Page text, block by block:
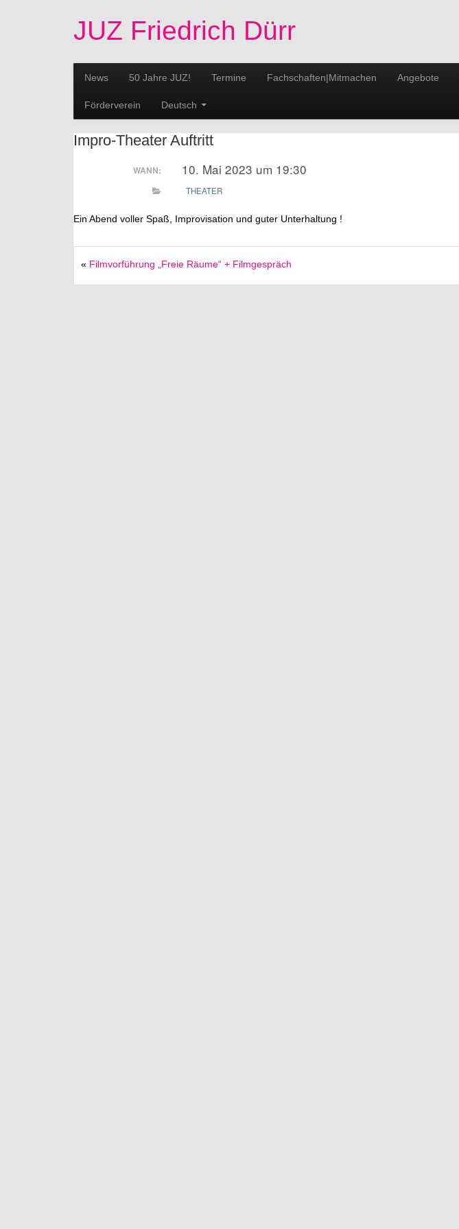
JUZ Friedrich Dürr
News 50 Jahre JUZ! Termine Fachschaften|Mitmachen Angebote
Förderverein Deutsch
Impro-Theater Auftritt
WANN: 10. Mai 2023 um 19:30
THEATER
Ein Abend voller Spaß, Improvisation und guter Unterhaltung !
« Filmvorführung „Freie Räume“ + Filmgespräch